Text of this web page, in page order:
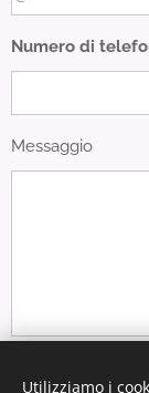
Numero di
Messaggio
Utilizziamo i